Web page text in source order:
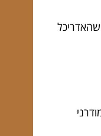
שהאדריכל